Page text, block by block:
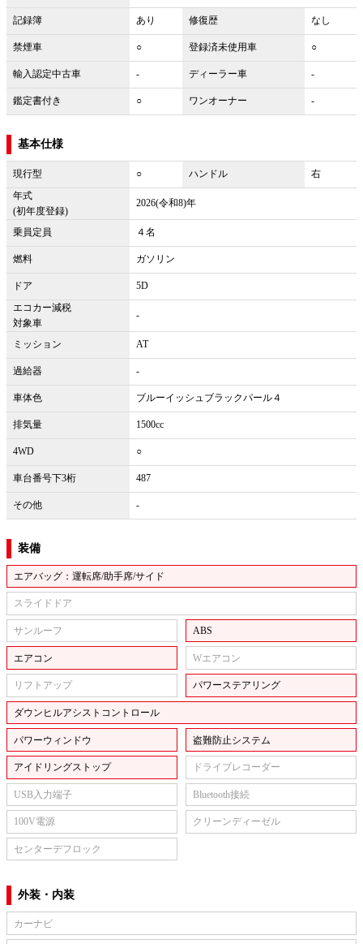
記録簿 あり 修復歴 なし
禁煙車 ○ 登録済未使用車 ○
輸入認定中古車 - ディーラー車 -
鑑定書付き ○ ワンオーナー -
基本仕様
現行型 ○ ハンドル
右
年式
(初年度登録)
2026(令和8)年
乗員定員 ４名
燃料 ガソリン
ドア
5D
エコカー減税
対象車
-
ミッション AT
過給器 -
車体色 ブルーイッシュブラックパール４
排気量 1500cc
4WD ○
車台番号下3桁 487
その他 -
装備
エアバッグ：運転席/助手席/サイド
スライドドア
サンルーフ ABS
エアコン Wエアコン
リフトアップ パワーステアリング
ダウンヒルアシストコントロール
パワーウィンドウ 盗難防止システム
アイドリングストップ ドライブレコーダー
USB入力端子 Bluetooth接続
100V電源 クリーンディーゼル
センターデフロック
外装・内装
カーナビ